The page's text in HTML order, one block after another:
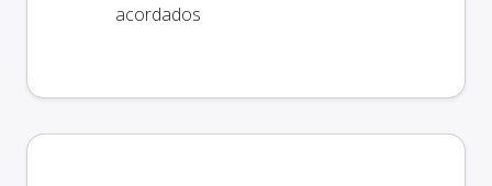
acordados